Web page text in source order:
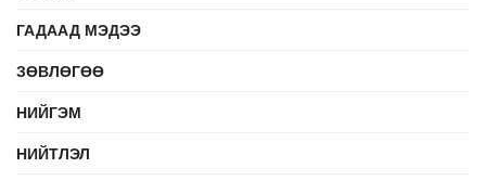
ГАДААД МЭДЭЭ
ЗӨВЛӨГӨӨ
НИЙГЭМ
НИЙТЛЭЛ